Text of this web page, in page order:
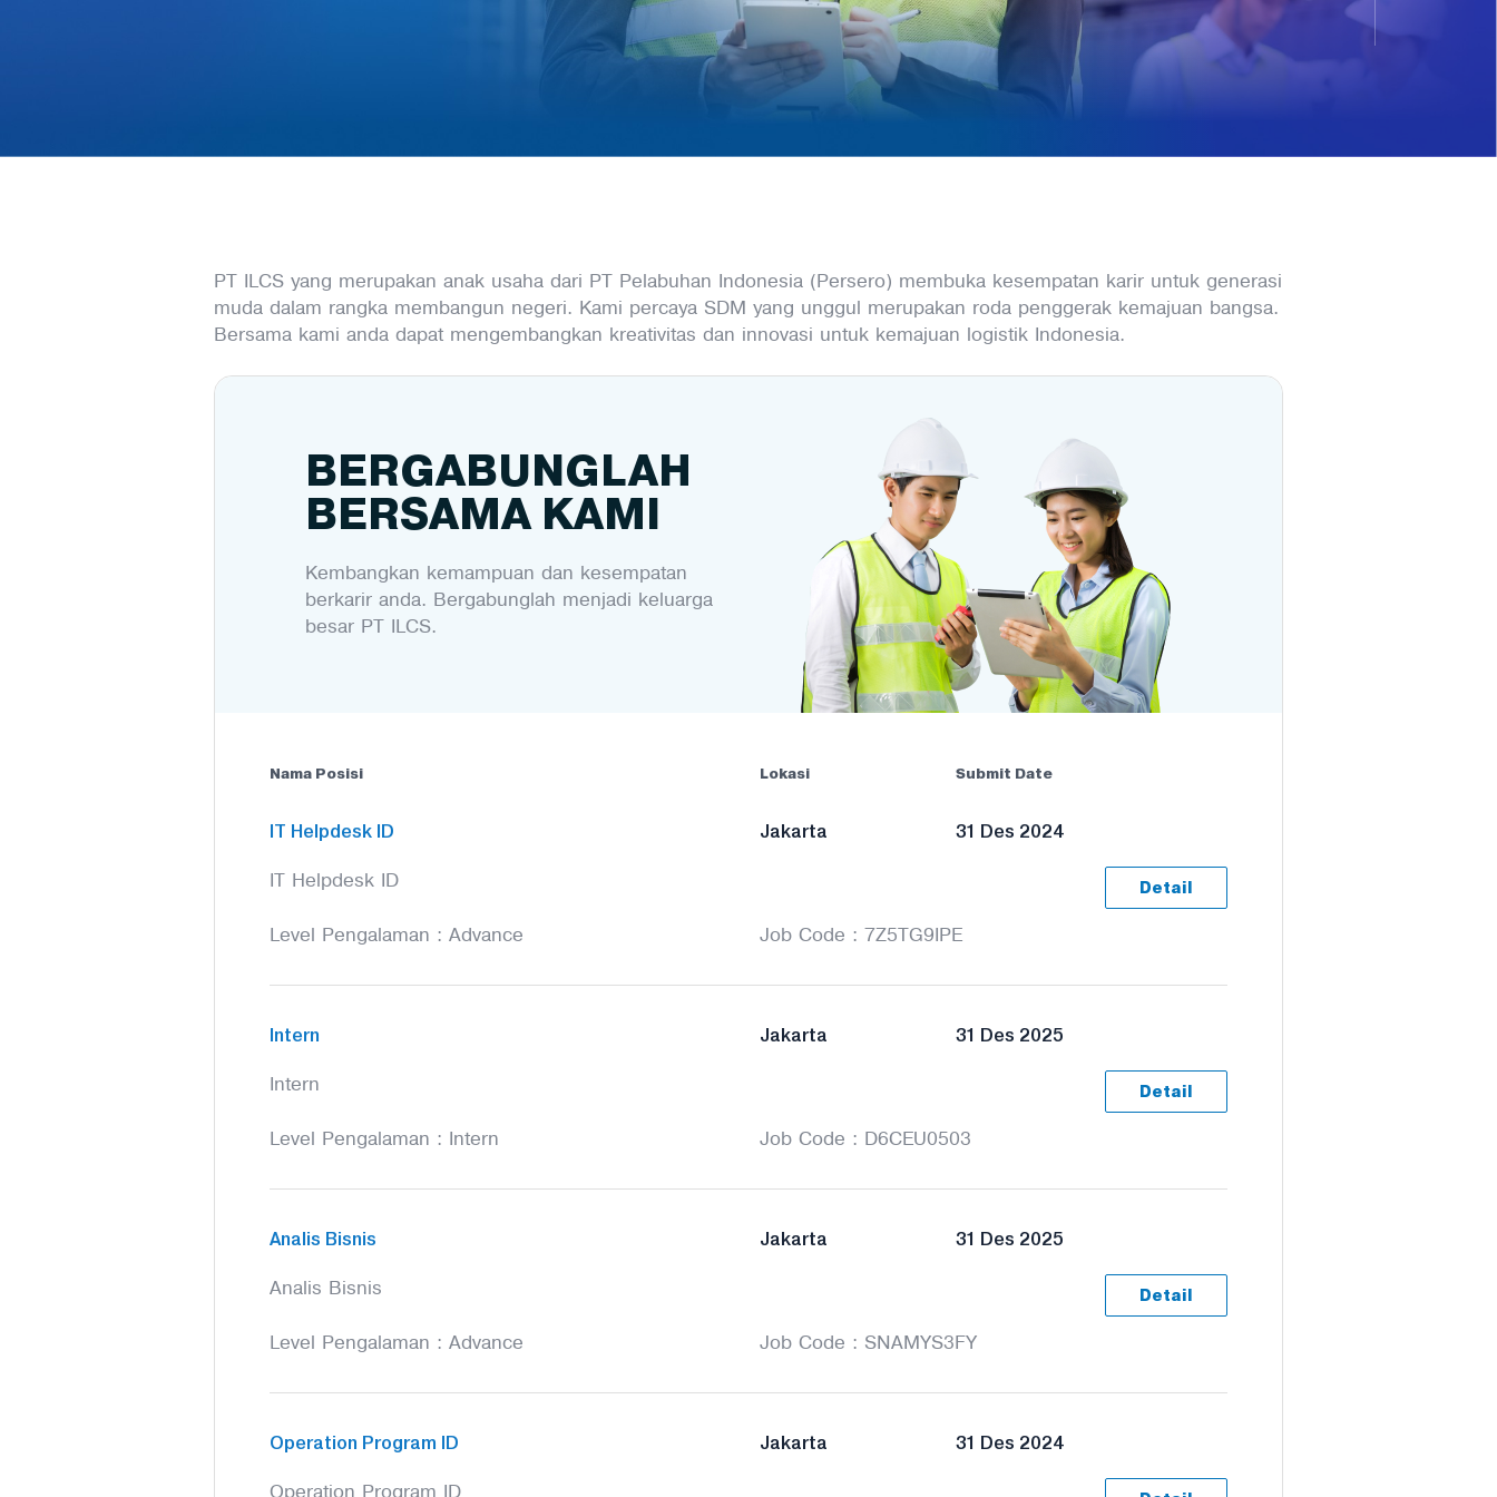
PT ILCS yang merupakan anak usaha dari PT Pelabuhan Indonesia (Persero) membuka kesempatan karir untuk generasi
muda dalam rangka membangun negeri. Kami percaya SDM yang unggul merupakan roda penggerak kemajuan bangsa.
Bersama kami anda dapat mengembangkan kreativitas dan innovasi untuk kemajuan logistik Indonesia.
BERGABUNGLAH
BERSAMA KAMI
Kembangkan kemampuan dan kesempatan
berkarir anda. Bergabunglah menjadi keluarga
besar PT ILCS.
Nama Posisi Lokasi Submit Date
IT Helpdesk ID Jakarta 31 Des 2024
IT Helpdesk ID Detail
Level Pengalaman : Advance Job Code : 7Z5TG9IPE
Intern Jakarta 31 Des 2025
Intern Detail
Level Pengalaman : Intern Job Code : D6CEU0503
Analis Bisnis Jakarta 31 Des 2025
Analis Bisnis Detail
Level Pengalaman : Advance Job Code : SNAMYS3FY
Operation Program ID Jakarta 31 Des 2024
Operation Program ID